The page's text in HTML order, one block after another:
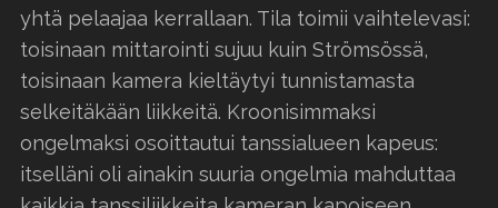
yhtä pelaajaa kerrallaan. Tila toimii vaihtelevasi:
toisinaan mittarointi sujuu kuin Strömsössä,
toisinaan kamera kieltäytyi tunnistamasta
selkeitäkään liikkeitä. Kroonisimmaksi
ongelmaksi osoittautui tanssialueen kapeus:
itselläni oli ainakin suuria ongelmia mahduttaa